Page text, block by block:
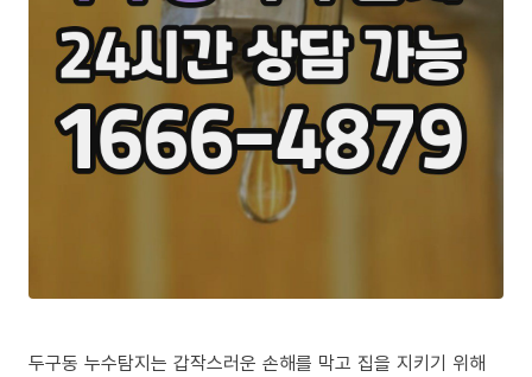
두구동 누수탐지는 갑작스러운 손해를 막고 집을 지키기 위해